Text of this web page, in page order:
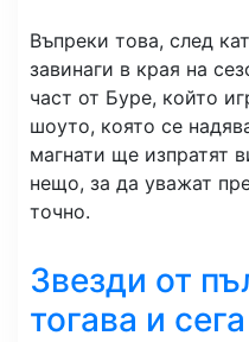
Въпреки това, след
завинаги в края на
част от Буре, който
шоуто, която се
магнати ще изпратят
нещо, за да уважат
точно.
Звезди от
тогава и сега